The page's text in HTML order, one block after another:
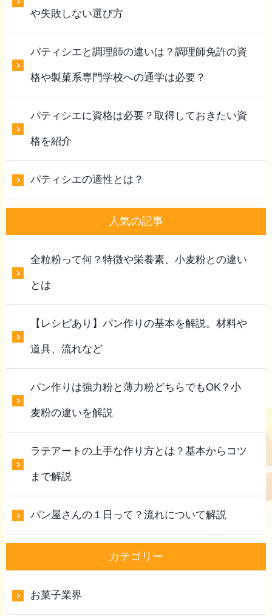
や失敗しない選び方
パティシエと調理師の違いは？調理師免許の資
格や製菓系専門学校への通学は必要？
パティシエに資格は必要？取得しておきたい資
格を紹介
パティシエの適性とは？
人気の記事
全粒粉って何？特徴や栄養素、小麦粉との違い
とは
【レシピあり】パン作りの基本を解説。材料や
道具、流れなど
パン作りは強力粉と薄力粉どちらでもOK？小
麦粉の違いを解説
ラテアートの上手な作り方とは？基本からコツ
まで解説
パン屋さんの１日って？流れについて解説
カテゴリー
お菓子業界